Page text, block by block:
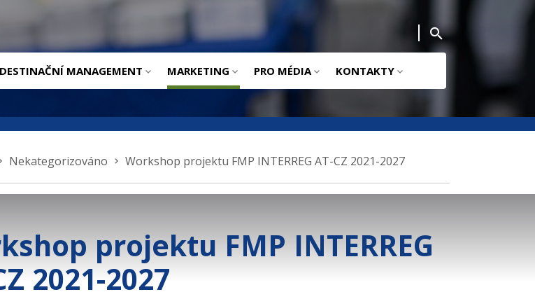
DESTINAČNÍ MANAGEMENT MARKETING PRO MÉDIA KONTAKTY
Nekategorizováno Workshop projektu FMP INTERREG AT-CZ 2021-2027
projektu FMP INTERREG
2021-2027